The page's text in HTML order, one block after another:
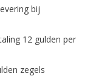
bij
12 gulden per
zegels